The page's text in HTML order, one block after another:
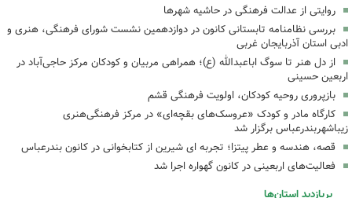
روایتی از عدالت فرهنگی در حاشیه شهرها
بررسی نظامنامه تابستانی کانون در دوازدهمین نشست شورای فرهنگی، هنری و
ادبی استان آذربایجان غربی
از دل هنر تا سوگ اباعبدالله (ع)؛ همراهی مربیان و کودکان مرکز حاجی‌آباد در
اربعین حسینی
بازپروری روحیه کودکان، اولویت فرهنگی قشم
کارگاه مادر و کودک «عروسک‌های بقچه‌ای» در مرکز فرهنگی‌هنری
زیباشهربندرعباس برگزار شد
قصه، هندسه و عطر پیتزا؛ تجربه ای شیرین از کتابخوانی در کانون بندرعباس
فعالیت‌های اربعینی در کانون گهواره اجرا شد
پربازدید استان‌ها